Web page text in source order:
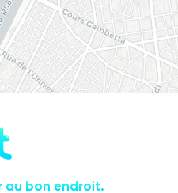
au bon endroit.